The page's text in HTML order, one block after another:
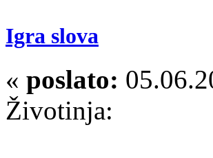
Igra slova
« poslato:
Životinja: